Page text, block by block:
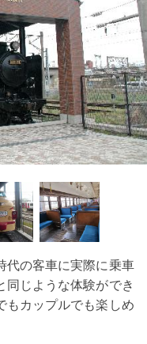
代の客車に実際に乗車
じような体験ができ
もカップルでも楽しめ